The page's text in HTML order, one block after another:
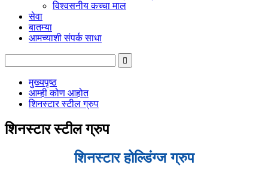
विश्वसनीय कच्चा माल
सेवा
बातम्या
आमच्याशी संपर्क साधा
मुख्यपृष्ठ
आम्ही कोण आहोत
शिनस्टार स्टील ग्रुप
शिनस्टार स्टील ग्रुप
शिनस्टार होल्डिंग्ज ग्रुप